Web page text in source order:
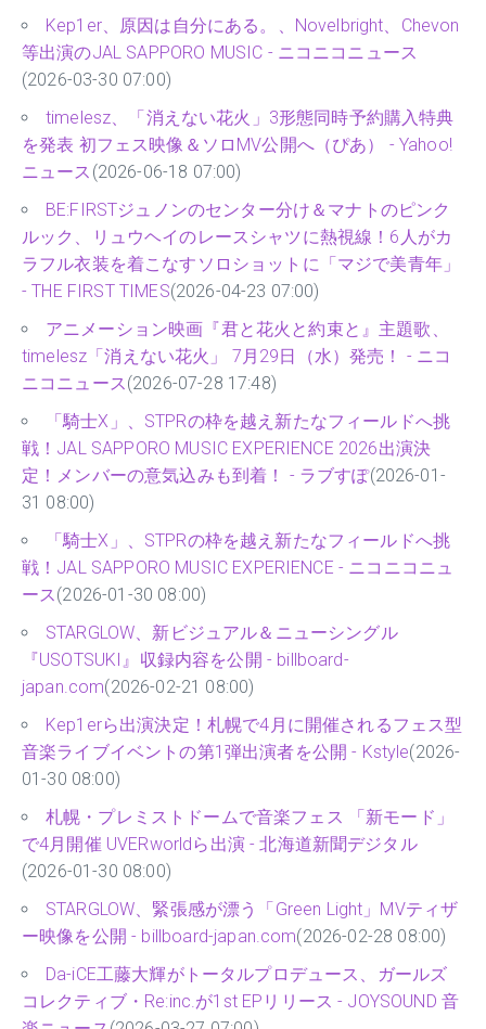
Kep1er、原因は自分にある。、Novelbright、Chevon
等出演のJAL SAPPORO MUSIC - ニコニコニュース
(2026-03-30 07:00)
timelesz、「消えない花火」3形態同時予約購入特典
を発表 初フェス映像＆ソロMV公開へ（ぴあ） - Yahoo!
ニュース (2026-06-18 07:00)
BE:FIRSTジュノンのセンター分け＆マナトのピンク
ルック、リュウヘイのレースシャツに熱視線！6人がカ
ラフル衣装を着こなすソロショットに「マジで美青年」
- THE FIRST TIMES(2026-04-23 07:00)
アニメーション映画『君と花火と約束と』主題歌、
timelesz「消えない花火」 7月29日（水）発売！ - ニコ
ニコニュース(2026-07-28 17:48)
「騎士X」、STPRの枠を越え新たなフィールドへ挑
戦！JAL SAPPORO MUSIC EXPERIENCE 2026出演決
定！メンバーの意気込みも到着！ - ラブすぽ(2026-01-
31 08:00)
「騎士X」、STPRの枠を越え新たなフィールドへ挑
戦！JAL SAPPORO MUSIC EXPERIENCE - ニコニコニュ
ース(2026-01-30 08:00)
STARGLOW、新ビジュアル＆ニューシングル
『USOTSUKI』収録内容を公開 - billboard-
japan.com(2026-02-21 08:00)
Kep1erら出演決定！札幌で4月に開催されるフェス型
音楽ライブイベントの第1弾出演者を公開 - Kstyle(2026-
01-30 08:00)
札幌・プレミストドームで音楽フェス 「新モード」
で4月開催 UVERworldら出演 - 北海道新聞デジタル
(2026-01-30 08:00)
STARGLOW、緊張感が漂う「Green Light」MVティザ
ー映像を公開 - billboard-japan.com(2026-02-28 08:00)
Da-iCE工藤大輝がトータルプロデュース、ガールズ
コレクティブ・Re:inc.が1st EPリリース - JOYSOUND 音